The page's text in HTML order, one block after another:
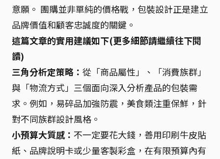
意願。 團購並非單純的價格戰，包裝設計正是建立
品牌價值和顧客忠誠度的關鍵。
這篇文章的實用建議如下(更多細節請繼續往下閱
讀)
三角分析定策略： 從「商品屬性」、「消費族群」
與「物流方式」三個面向深入分析產品的包裝需
求。例如，易碎品加強防震，美食類注重保鮮，針
對不同族群設計風格。
小預算大質感： 不一定要花大錢，善用印刷牛皮貼
紙、品牌說明卡或少量客製彩盒，在有限預算內有